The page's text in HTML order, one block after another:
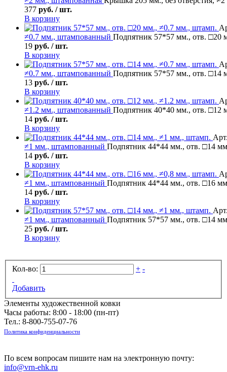
377 руб. / шт.
В корзину
≠0.7 мм., штампованный Подпятник 57*57 мм., отв. □20
19 руб. / шт.
В корзину
≠0.7 мм., штампованный Подпятник 57*57 мм., отв. □14
13 руб. / шт.
В корзину
≠1.2 мм., штампованный Подпятник 40*40 мм., отв. □12
14 руб. / шт.
В корзину
≠1 мм., штампованный Подпятник 44*44 мм., отв. □14
14 руб. / шт.
В корзину
≠1 мм., штампованный Подпятник 44*44 мм., отв. □16
14 руб. / шт.
В корзину
≠1 мм., штампованный Подпятник 57*57 мм., отв. □14
25 руб. / шт.
В корзину
Кол-во: + -
Добавить
Элементы художественной ковки
Часы работы: 8:00 - 18:00 (пн-пт)
Тел.: 8-800-755-07-76
Политика конфиденциальности
По всем вопросам пишите нам на электронную почту:
info@vrn-ehk.ru